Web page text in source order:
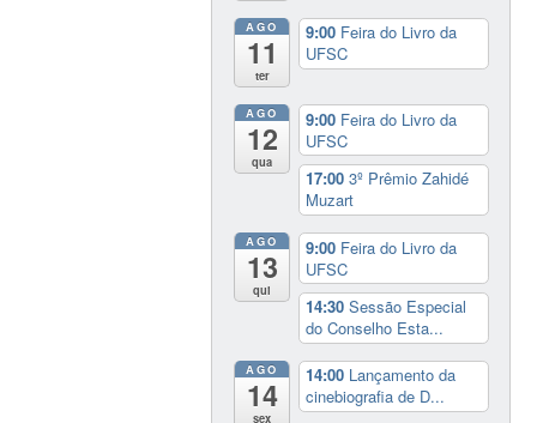
AGO
11
ter
9:00 Feira do Livro da
UFSC
AGO
12
qua
9:00 Feira do Livro da
UFSC
17:003º Prêmio Zahidé
Muzart
AGO
13
qui
9:00 Feira do Livro da
UFSC
14:30Sessão Especial
do Conselho Esta...
AGO
14
sex
14:00 Lançamento da
cinebiografia de D...